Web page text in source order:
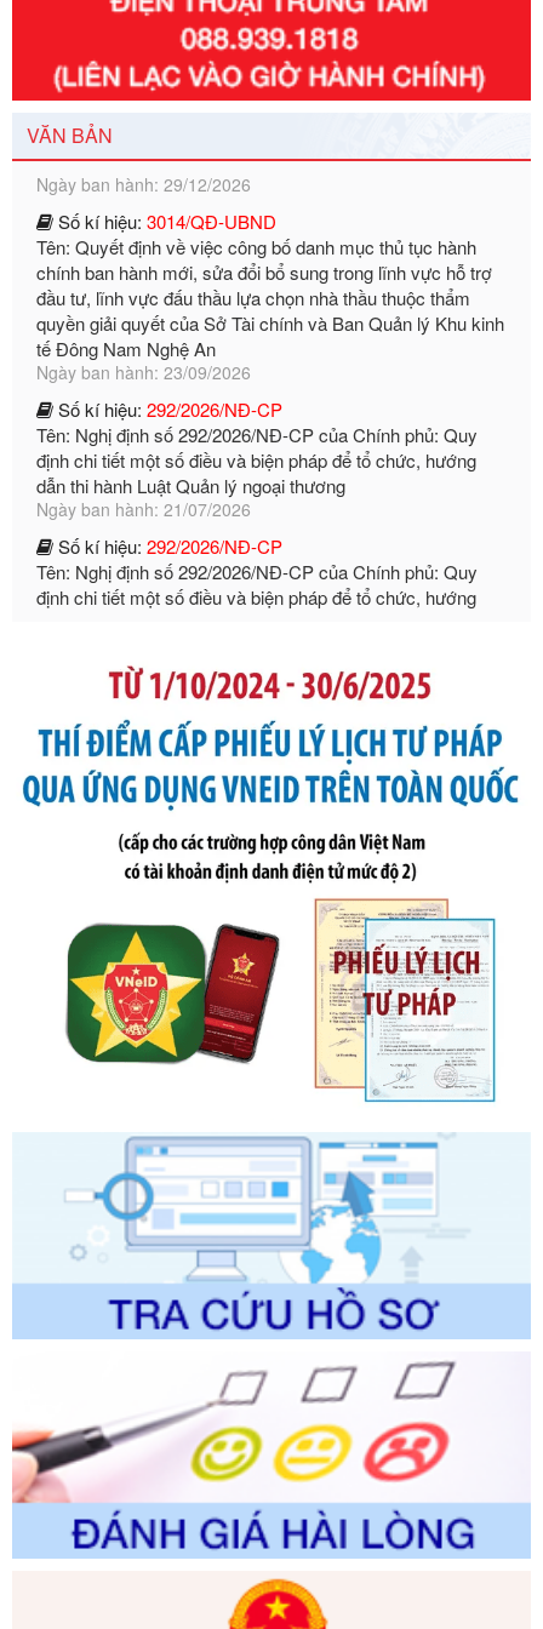
VĂN BẢN
Số kí hiệu:
351/2025/NĐ-CP
Tên: Nghị định số 351/2025/NĐ-CP của Chính phủ: Quy
định chuẩn nghèo đa chiều quốc gia giai đoạn 2026 - 2030
Ngày ban hành: 29/12/2026
Số kí hiệu:3014/QĐ-UBND
Tên: Quyết định về việc công bố danh mục thủ tục hành
chính ban hành mới, sửa đổi bổ sung trong lĩnh vực hỗ trợ
đầu tư, lĩnh vực đấu thầu lựa chọn nhà thầu thuộc thẩm
quyền giải quyết của Sở Tài chính và Ban Quản lý Khu kinh
tế Đông Nam Nghệ An
Ngày ban hành: 23/09/2026
Số kí hiệu: 292/2026/NĐ-CP
Tên: Nghị định số 292/2026/NĐ-CP của Chính phủ: Quy
định chi tiết một số điều và biện pháp để tổ chức, hướng
dẫn thi hành Luật Quản lý ngoại thương
Ngày ban hành: 21/07/2026
Số kí hiệu:292/2026/NĐ-CP
Tên: Nghị định số 292/2026/NĐ-CP của Chính phủ: Quy
định chi tiết một số điều và biện pháp để tổ chức, hướng
dẫn thi hành Luật Quản lý ngoại thương
Ngày ban hành: 21/07/2026
bỏ Thông tư số 87/2019/TT- BТC ngày 19 tháng 12 năm
2019 của Bộ trưởng Bộ Tài chính hướng dẫn thực hiện xử
phạt vi phạm hành chính trong lĩnh vực kho bạc nhà nước
Ngày ban hành: 21/07/2026
Số kí hiệu: 291/2026/NĐ-CP
Tên: Nghị định số 291/2026/NĐ-CP của Chính phủ: Sửa
đổi, bổ sung một số điều của Nghị định số 125/2020/NĐ-СР
ngày 19 tháng 10 năm 2020 của Chính phủ quy định xử
phạt vi phạm hành chính về thuế, hóa đơn được sửa đổi, bổ
sung bởi Nghị định số 102/2021/NĐ-CP
Ngày ban hành: 20/07/2026
Số kí hiệu:2303/QĐ-UBND
Tên: Quyết định công bố Danh mục thủ tục hành chính mới
ban hành, được sửa đổi, bổ sung, bị bãi bỏ và phê duyệt
Quy trình nội bộ, quy trình điện tử giải quyết thủ tục hành
chính trong một số lĩnh vực thuộc phạm vi chức năng quản
Ngày ban hành: 01/06/2026
Số kí hiệu:2304/QĐ-UBND
Tên: Quyết định công bố Danh mục thủ tục hành chính
được sửa đổi, bổ sung và phê duyệt Quy trình nội bộ, quy
trình điện tử giải quyết thủ tục hành chính trong lĩnh vực Du
lịch thuộc phạm vi chức năng quản lý của Sở Văn hóa, Thể
thao và Du lịch
Ngày ban hành: 01/06/2026
Tên: Về việc công bố Danh mục thủ tục hành chính sửa
đổi, bổ sung và phê duyệt Quy trình nội bộ, quy trình điện tử
trong giải quyết thủtục hành chính lĩnh vực biến đổi khí hậu
thuộc phạm vi giải quyết của Sở Nông nghiệp và Môi
trường
Ngày ban hành: 01/06/2026
Số kí hiệu:2300/QĐ-UBND
đổi, bổ sung và phê duyệt quy trình nội bộ, quy trình điện tử
giải quyết thủ tục hành chính trong lĩnh vực Luật sư thuộc